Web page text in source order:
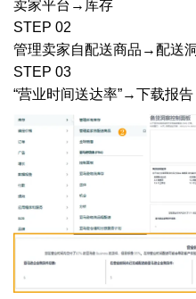
卖家平台→库存
STEP 02
管理卖家自配送商品→配送
STEP 03
“营业时间送达率”→下载报告